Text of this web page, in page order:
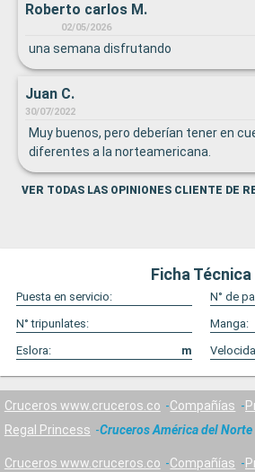
Roberto carlos M.
02/05/2026
una semana disfrutando
Juan C.
30/07/2022
Muy buenos, pero deberían tener en
diferentes a la norteamericana.
VER TODAS LAS OPINIONES CLIENTE DE
Ficha Técnica
Puesta en servicio:
N° de
N° tripunlates:
Manga:
Eslora:
m
Cruceros www.cruceros.co Compañías
Regal Princess
Cruceros América del Norte
Cruceros www.cruceros.co Compañías